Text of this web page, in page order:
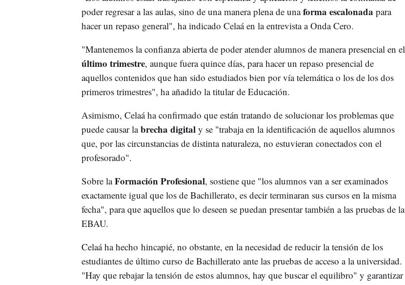
poder regresar a las aulas, sino de una manera plena de unaforma escalonada para
hacer un repaso general", ha indicado Celaá en la entrevista a Onda Cero.
"Mantenemos la confianza abierta de poder atender alumnos de manera presencial en el
último trimestre, aunque fuera quince días, para hacer un repaso presencial de
aquellos contenidos que han sido estudiados bien por vía telemática o los de los dos
primeros trimestres", ha añadido la titular de Educación.
Asimismo, Celaá ha confirmado que están tratando de solucionar los problemas que
puede causar labrecha digital y se "trabaja en la identificación de aquellos alumnos
que, por las circunstancias de distinta naturaleza, no estuvieran conectados con el
profesorado".
Sobre laFormación Profesional, sostiene que "los alumnos van a ser examinados
exactamente igual que los de Bachillerato, es decir terminaran sus cursos en la misma
fecha", para que aquellos que lo deseen se puedan presentar también a las pruebas de la
EBAU.
Celaá ha hecho hincapié, no obstante, en la necesidad de reducir la tensión de los
estudiantes de último curso de Bachillerato ante las pruebas de acceso a la universidad.
"Hay que rebajar la tensión de estos alumnos, hay que buscar el equilibro" y garantizar